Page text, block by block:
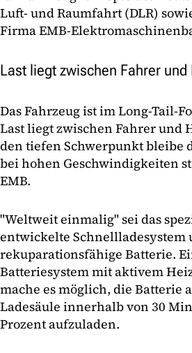
Luft- und Raumfahrt (DLR)
Firma EMB-
Last liegt zwischen Fahrer und
Das Fahrzeug ist im Long-Tail-
Last liegt zwischen Fahrer und
den tiefen Schwerpunkt bleibe
bei hohen Geschwindigkeiten
EMB.
"Weltweit einmalig" sei das
entwickelte Schnellladesystem
rekuparationsfähige Batterie.
Batteriesystem mit aktivem
mache es möglich, die Batterie
Ladesäule innerhalb von 30
Prozent aufzuladen.